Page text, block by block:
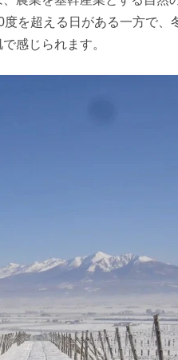
を超える日がある一方で、
感じられます。